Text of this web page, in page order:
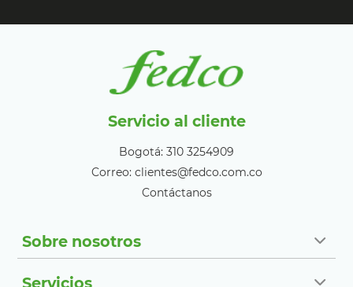
Servicio al cliente
Bogotá: 310 3254909
Correo: clientes@fedco.com.co
Contáctanos
Sobre nosotros